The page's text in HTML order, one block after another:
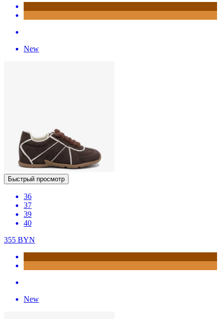
New
Быстрый просмотр
36
37
39
40
355 BYN
New